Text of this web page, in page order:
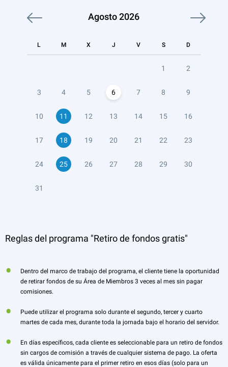
Agosto 2026
L M X J V S D
1 2
3 4 5 6 7 8 9
10 11 12 13 14 15 16
17 18 19 20 21 22 23
24 25 26 27 28 29 30
31
Reglas del programa "Retiro de fondos gratis"
Dentro del marco de trabajo del programa, el cliente tiene la oportunidad
de retirar fondos de su Área de Miembros 3 veces al mes sin pagar
comisiones.
Puede utilizar el programa solo durante el segundo, tercer y cuarto
martes de cada mes, durante toda la jornada bajo el horario del servidor.
En días específicos, cada cliente es seleccionable para un retiro de fondos
sin cargos de comisión a través de cualquier sistema de pago. La oferta
es válida únicamente para el primer retiro en esos días (solo para un